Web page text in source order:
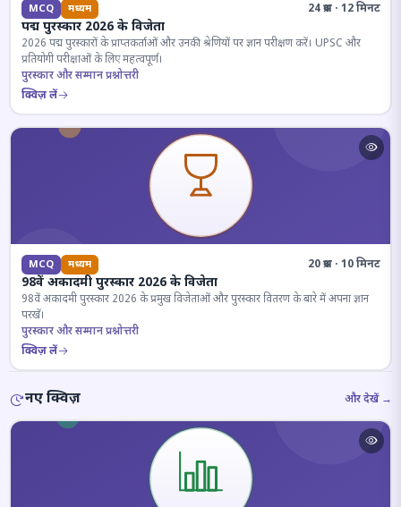
MCQ मध्यम 24 प्रश्न · 12 मिनट
पद्म पुरस्कार 2026 के विजेता
2026 पद्म पुरस्कारों के प्राप्तकर्ताओं और उनकी श्रेणियों पर ज्ञान परीक्षण करें। UPSC और
प्रतियोगी परीक्षाओं के लिए महत्वपूर्ण।
पुरस्कार और सम्मान प्रश्नोत्तरी
क्विज़ लें
MCQ मध्यम 20 प्रश्न · 10 मिनट
98वें अकादमी पुरस्कार 2026 के विजेता
98वें अकादमी पुरस्कार 2026 के प्रमुख विजेताओं और पुरस्कार वितरण के बारे में अपना ज्ञान
परखें।
पुरस्कार और सम्मान प्रश्नोत्तरी
क्विज़ लें
नए क्विज़ और देखें →